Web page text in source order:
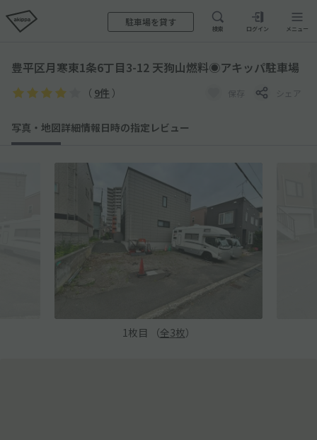
駐車場を貸す
検索 ログイン メニュー
豊平区月寒東1条6丁目3-12 天狗山燃料◉アキッパ駐車場
（ 9件 ） 保存 シェア
写真・地図詳細情報日時の指定 レビュー
1 枚目 （全3枚）